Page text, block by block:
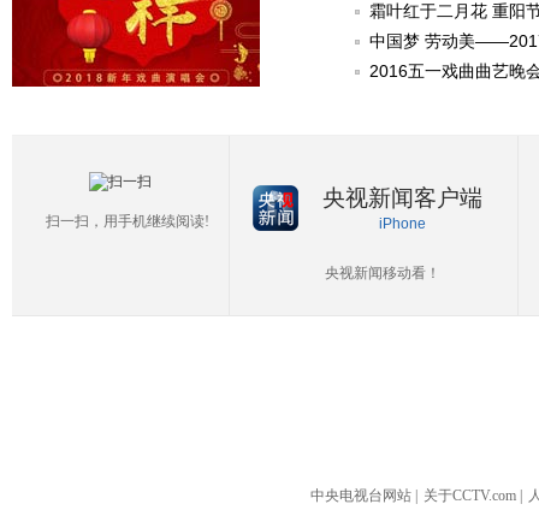
霜叶红于二月花 重阳
中国梦 劳动美
2016五一戏曲曲艺晚
扫一扫，用手机继续阅读!
央视新闻客户端
iPhone
央视新闻移动看！
中央电视台网站 关于CCTV.com